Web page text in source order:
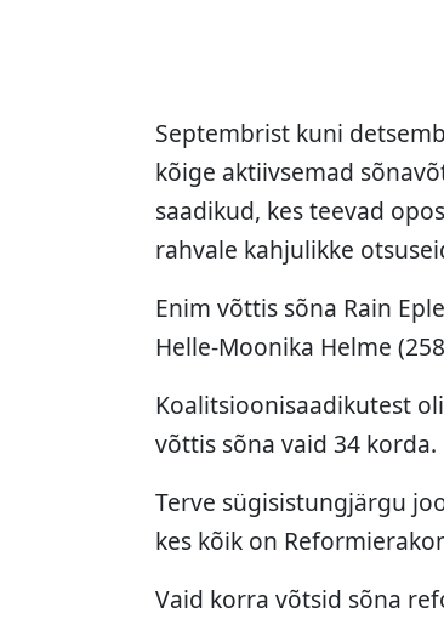
Septembrist kuni
kõige aktiivsemad
saadikud, kes teevad
rahvale kahjulikke
Enim võttis sõna Rain
Helle-Moonika Helme
Koalitsioonisaadikutest
võttis sõna vaid 34 korda.
Terve sügisistungjärgu
kes kõik on
Vaid korra võtsid sõna